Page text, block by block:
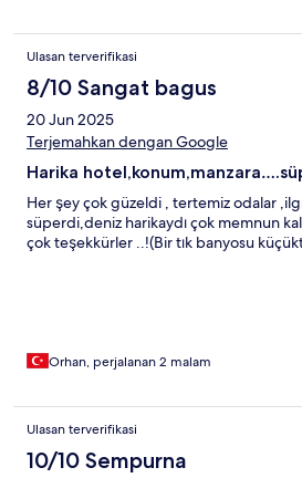
Ulasan terverifikasi
8/10 Sangat bagus
20 Jun 2025
Terjemahkan dengan Google
Harika
Her şey çok güzeldi , tertemiz odalar
süperdi,deniz harikaydı çok memnun
çok teşekkürler ..!(Bir tık banyosu
Orhan, perjalanan 2 malam
Ulasan terverifikasi
10/10 Sempurna